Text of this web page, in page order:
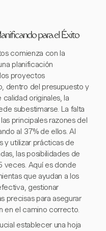
para el Éxito
comienza con la
planificación
proyectos
dentro del presupuesto y
originales, la
subestimarse. La falta
principales razones del
al 37% de ellos. Al
y utilizar prácticas de
las posibilidades de
veces. Aquí es donde
que ayudan a los
gestionar
precisas para asegurar
en el camino correcto.
establecer una hoja